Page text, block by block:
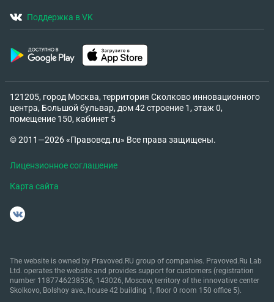
Поддержка в VK
121205, город Москва, территория Сколково инновационного
центра, Большой бульвар, дом 42 строение 1, этаж 0,
помещение 150, кабинет 5
© 2011—2026 «Правовед.ru» Все права защищены.
Лицензионное соглашение
Карта сайта
The website is owned by Pravoved.RU group of companies. Pravoved.Ru Lab
Ltd. operates the website and provides support for customers (registration
number 1187746238536, 143026, Moscow, territory of the innovative center
Skolkovo, Bolshoy ave., house 42 building 1, floor 0 room 150 office 5).